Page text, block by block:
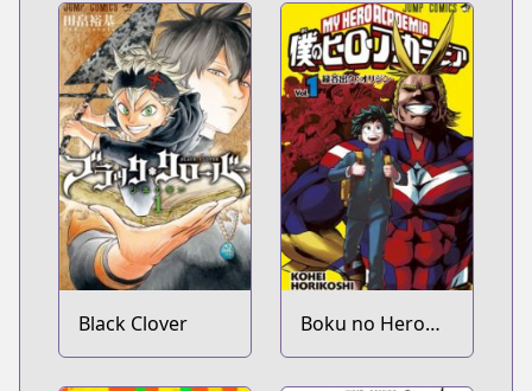
Black Clover
Boku no Hero
Academia